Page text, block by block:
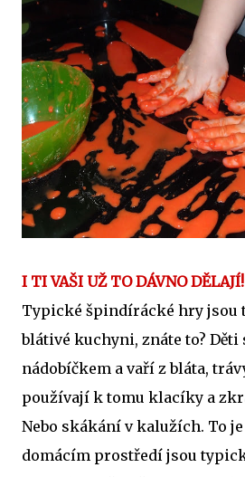
I TI VAŠI UŽ TO DÁVNO DĚLAJÍ!
Typické špindírácké hry jsou
blátivé kuchyni, znáte to? Děti
nádobíčkem a vaří z bláta,
používají k tomu klacíky a
Nebo skákání v kalužích. To
domácím prostředí jsou